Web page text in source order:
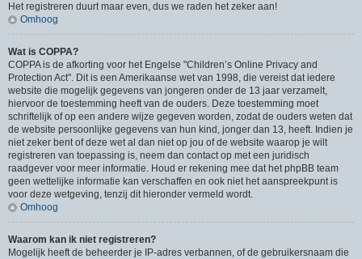
Het registreren duurt maar even, dus we raden het zeker aan!
Omhoog
Wat is COPPA?
COPPA is de afkorting voor het Engelse "Children’s Online Privacy and
Protection Act". Dit is een Amerikaanse wet van 1998, die vereist dat iedere
website die mogelijk gegevens van jongeren onder de 13 jaar verzamelt,
hiervoor de toestemming heeft van de ouders. Deze toestemming moet
schriftelijk of op een andere wijze gegeven worden, zodat de ouders weten dat
de website persoonlijke gegevens van hun kind, jonger dan 13, heeft. Indien je
niet zeker bent of deze wet al dan niet op jou of de website waarop je wilt
registreren van toepassing is, neem dan contact op met een juridisch
raadgever voor meer informatie. Houd er rekening mee dat het phpBB team
geen wettelijke informatie kan verschaffen en ook niet het aanspreekpunt is
voor deze wetgeving, tenzij dit hieronder vermeld wordt.
Omhoog
Waarom kan ik niet registreren?
Mogelijk heeft de beheerder je IP-adres verbannen, of de gebruikersnaam die